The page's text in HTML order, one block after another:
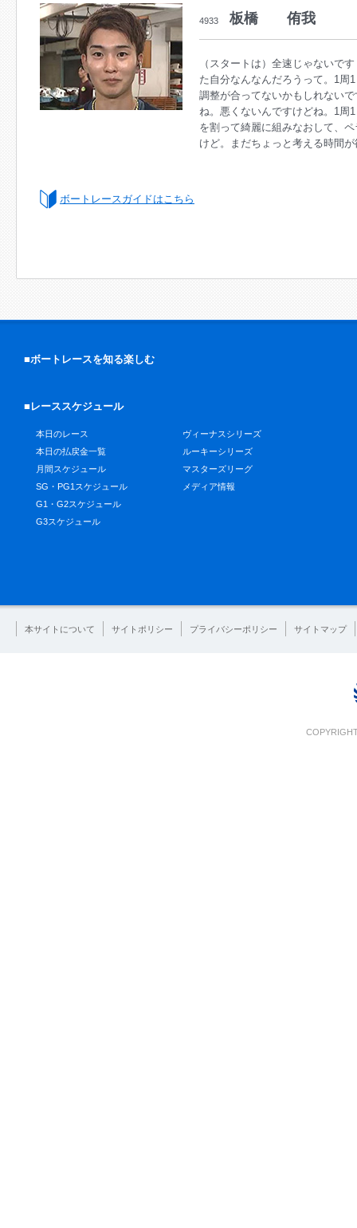
4933 板橋 侑我
（スタートは）全速じゃないで
た自分なんなんだろうって。1周
調整が合ってないかもしれない
ね。悪くないんですけどね。1周
を割って綺麗に組みなおして、
けど。まだちょっと考える時間
ボートレースガイドはこちら
■ボートレースを知る楽しむ
■レーススケジュール
本日のレース
本日の払戻金一覧
月間スケジュール
SG・PG1スケジュール
G1・G2スケジュール
G3スケジュール
ヴィーナスシリーズ
ルーキーシリーズ
マスターズリーグ
メディア情報
本サイトについて サイトポリシー プライバシーポリシー サイトマップ